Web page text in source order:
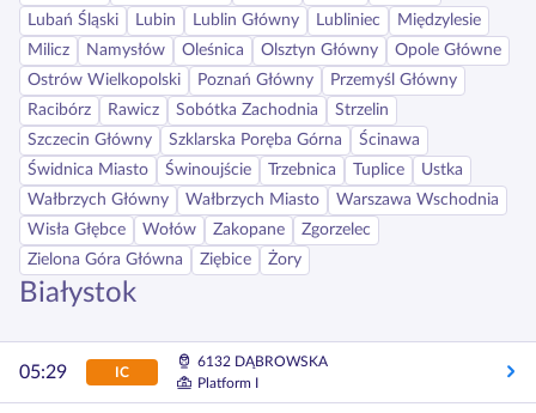
Lubań Śląski
Lubin Lublin Główny Lubliniec
Międzylesie
Milicz
Namysłów Oleśnica Olsztyn Główny
Opole Główne
Ostrów Wielkopolski
Poznań Główny
Przemyśl Główny
Racibórz
Rawicz Sobótka Zachodnia
Strzelin
Szczecin Główny
Szklarska Poręba Górna
Ścinawa
Świdnica Miasto
Świnoujście Trzebnica Tuplice
Ustka
Wałbrzych Główny
Wałbrzych Miasto
Warszawa Wschodnia
Wisła Głębce
Wołów Zakopane
Zgorzelec
Zielona Góra Główna
Ziębice Żory
Białystok
05:29 IC
6132 DĄBROWSKA
Platform I